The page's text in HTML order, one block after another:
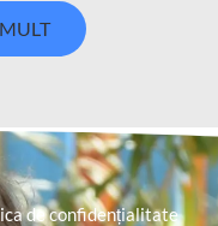
de confidențialitate